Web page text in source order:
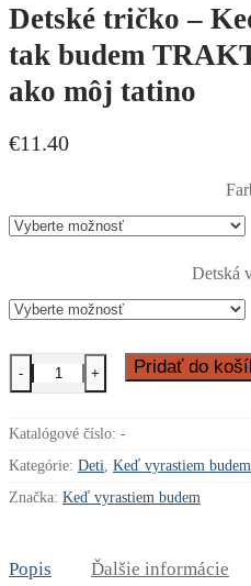
Detské tričko –
tak budem
ako môj tatino
€11.40
Detská
množstvo
Detské
Keď
vyrastiem
budem
môj
tatino
- + Pridať do
Katalógové číslo: -
Kategórie: Deti, Keď vyrastiem
Značka: Keď vyrastiem budem
Popis Ďalšie informácie